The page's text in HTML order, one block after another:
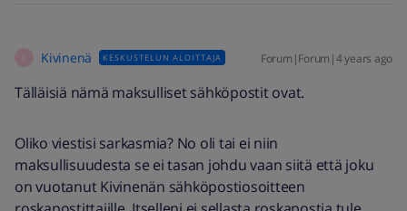
Kivinenä KESKUSTELUN ALOITTAJA Forum|Forum|4 years ago
Tälläisiä nämä maksulliset sähköpostit ovat.
Oliko viestisi sarkasmia? No oli tai ei niin
maksullisuudesta se ei tasan johdu vaan siitä että joku
on vuotanut Kivinenän sähköpostiosoitteen